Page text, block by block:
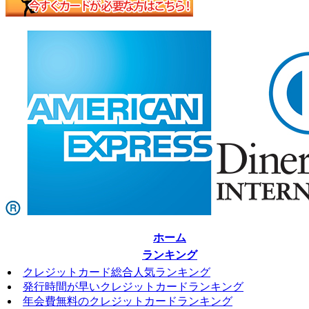
ホーム
ランキング
クレジットカード総合人気ランキング
発行時間が早いクレジットカードランキング
年会費無料のクレジットカードランキング